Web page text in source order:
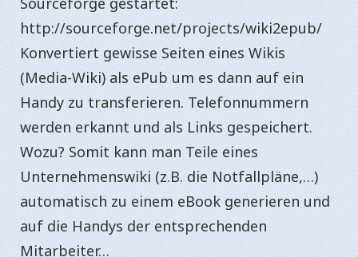
http://sourceforge.net/projects/wiki2epub/
Konvertiert gewisse Seiten eines Wikis
(Media-Wiki) als ePub um es dann auf ein
Handy zu transferieren. Telefonnummern
werden erkannt und als Links gespeichert.
Wozu? Somit kann man Teile eines
Unternehmenswiki (z.B. die Notfallpläne,…)
automatisch zu einem eBook generieren und
auf die Handys der entsprechenden
Mitarbeiter…